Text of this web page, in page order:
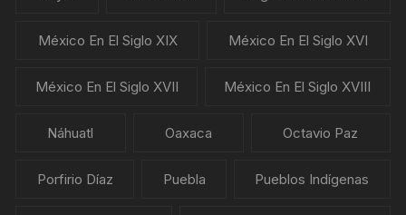
México En El Siglo XIX México En El Siglo XVI
México En El Siglo XVII México En El Siglo XVIII
Náhuatl Oaxaca Octavio Paz
Porfirio Díaz Puebla Pueblos Indígenas